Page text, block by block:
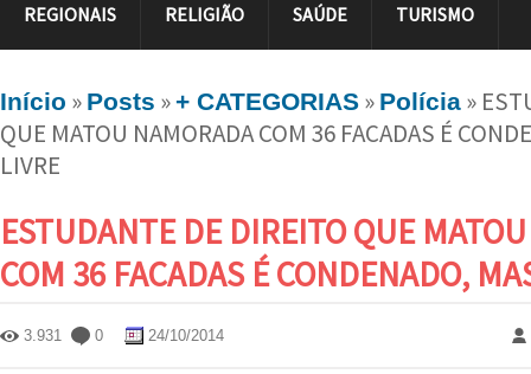
REGIONAIS RELIGIÃO SAÚDE TURISMO
Início » Posts »+ CATEGORIAS » Polícia »
QUE MATOU NAMORADA COM 36 FACADAS É
LIVRE
ESTUDANTE DE DIREITO QUE
COM 36 FACADAS É CONDENADO,
3.931 0 24/10/2014